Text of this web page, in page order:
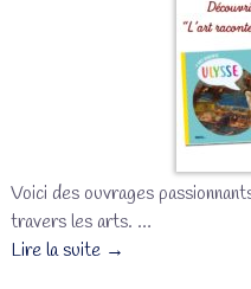
Voici des ouvrages
travers les arts. …
Lire la suite →